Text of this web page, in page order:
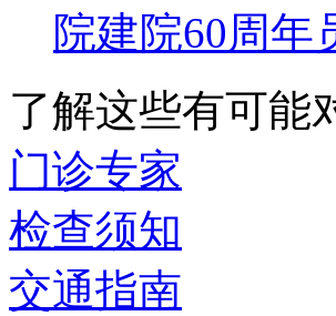
院建院60周年
了解这些有可能
门诊专家
检查须知
交通指南